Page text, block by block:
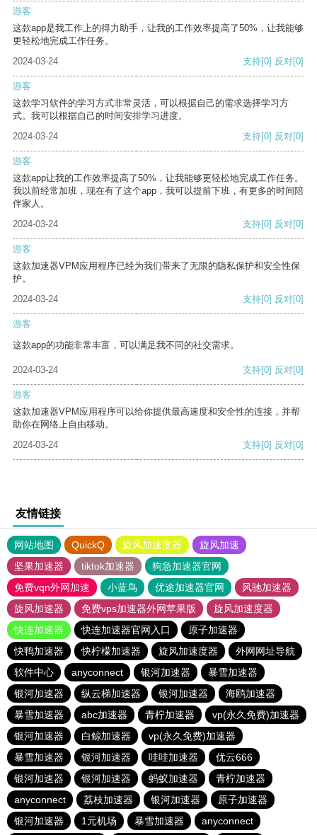
游客
这款app是我工作上的得力助手，让我的工作效率提高了50%，让我能够
更轻松地完成工作任务。
2024-03-24
支持[0] 反对[0]
游客
这款学习软件的学习方式非常灵活，可以根据自己的需求选择学习方
式。我可以根据自己的时间安排学习进度。
2024-03-24
支持[0] 反对[0]
游客
这款app让我的工作效率提高了50%，让我能够更轻松地完成工作任务。
我以前经常加班，现在有了这个app，我可以提前下班，有更多的时间陪
伴家人。
2024-03-24
支持[0] 反对[0]
游客
这款加速器VPM应用程序已经为我们带来了无限的隐私保护和安全性保
护。
2024-03-24
支持[0] 反对[0]
游客
这款app的功能非常丰富，可以满足我不同的社交需求。
2024-03-24 支持[0] 反对[0]
游客
这款加速器VPM应用程序可以给你提供最高速度和安全性的连接，并帮
助你在网络上自由移动。
2024-03-24
支持[0] 反对[0]
友情链接
网站地图 QuickQ 旋风加速度器
旋风加速
坚果加速器
tiktok加速器
狗急加速器官网
免费vqn外网加速
小蓝鸟 优途加速器官网
风驰加速器
旋风加速器
免费vps加速器外网苹果版
旋风加速度器
快连加速器
快连加速器官网入口
原子加速器
快鸭加速器
快柠檬加速器 旋风加速度器
外网网址导航
软件中心
anyconnect 银河加速器
暴雪加速器
银河加速器
纵云梯加速器 银河加速器
海鸥加速器
暴雪加速器
abc加速器 青柠加速器
vp(永久免费)加速器
银河加速器
白鲸加速器
vp(永久免费)加速器
暴雪加速器
银河加速器 哇哇加速器
优云666
银河加速器
银河加速器 蚂蚁加速器
青柠加速器
anyconnect
荔枝加速器 银河加速器
原子加速器
银河加速器
1元机场 暴雪加速器 anyconnect